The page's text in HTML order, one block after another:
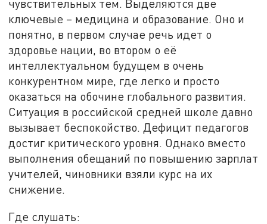
чувствительных тем. Выделяются две
ключевые – медицина и образование. Оно и
понятно, в первом случае речь идет о
здоровье нации, во втором о её
интеллектуальном будущем в очень
конкурентном мире, где легко и просто
оказаться на обочине глобального развития.
Ситуация в российской средней школе давно
вызывает беспокойство. Дефицит педагогов
достиг критического уровня. Однако вместо
выполнения обещаний по повышению зарплат
учителей, чиновники взяли курс на их
снижение.
Где слушать: